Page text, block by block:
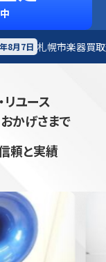
定依頼がありました。
ユース
かげさまで
頼と実績